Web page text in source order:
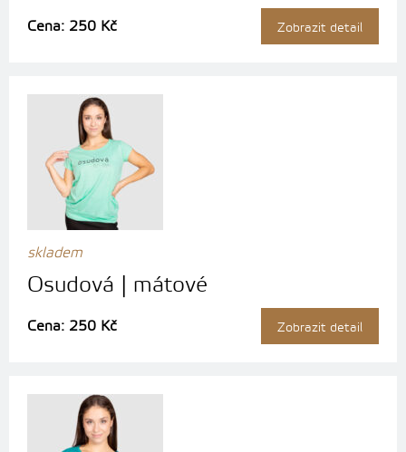
Cena: 250 Kč Zobrazit detail
skladem
Osudová | mátové
Cena: 250 Kč Zobrazit detail